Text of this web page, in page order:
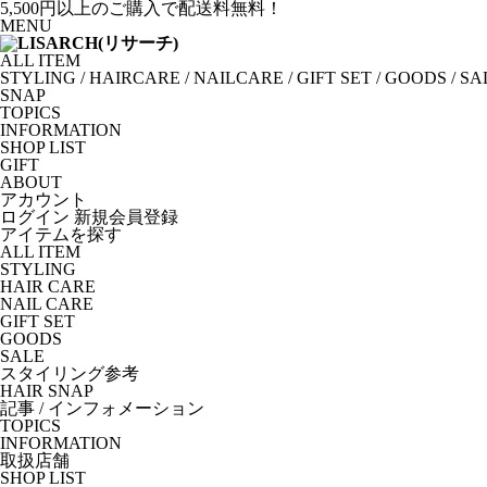
5,500円以上のご購入で配送料無料！
MENU
ALL ITEM
STYLING /HAIRCARE /NAILCARE /GIFT SET /GOODS /
SNAP
TOPICS
INFORMATION
SHOP LIST
GIFT
ABOUT
アカウント
ログイン 新規会員登録
アイテムを探す
ALL ITEM
STYLING
HAIR CARE
NAIL CARE
GIFT SET
GOODS
SALE
スタイリング参考
HAIR SNAP
記事 / インフォメーション
TOPICS
INFORMATION
取扱店舗
SHOP LIST